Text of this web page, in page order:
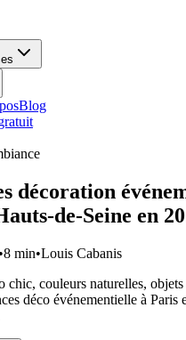
Blog
décoration
de-Seine en
•8 min•Louis Cabanis
chic, couleurs naturelles,
déco événementielle à Paris